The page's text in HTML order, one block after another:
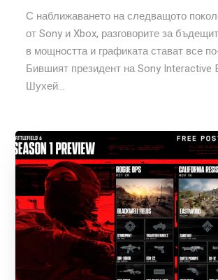
С наближаването на следващото
от Sony и Xbox, разговорите за
в мощността и графиката стават все
Бившият президент на Sony Interactive
Шухей...